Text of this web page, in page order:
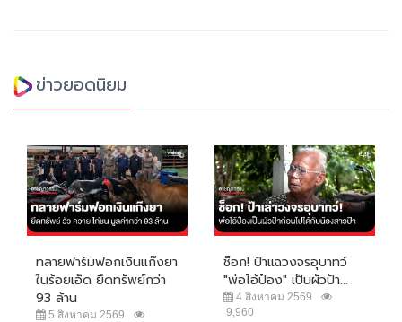
ข่าวยอดนิยม
ทลายฟาร์มฟอกเงินแก๊งยา
ในร้อยเอ็ด ยึดทรัพย์กว่า
93 ล้าน
5 สิงหาคม 2569
ช็อก! ป้าแฉวงจรอุบาทว์
"พ่อไอ้ป๋อง" เป็นผัวป้า...
4 สิงหาคม 2569
9,960